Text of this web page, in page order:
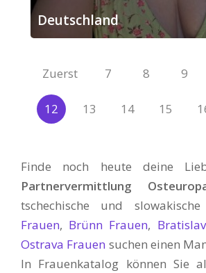
Deutschland
Zuerst 7 8 9
12 13 14 15
Finde noch heute deine
Partnervermittlung
tschechische und
Frauen, Brünn Frauen,
Ostrava Frauen suchen einen
In Frauenkatalog können Sie